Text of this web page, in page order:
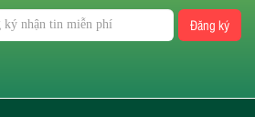
Đăng ký